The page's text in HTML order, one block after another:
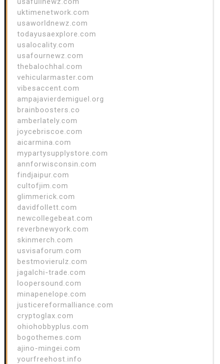
uktimenetwork.com
usaworldnewz.com
todayusaexplore.com
usalocality.com
usafournewz.com
thebalochhal.com
vehicularmaster.com
vibesaccent.com
ampajavierdemiguel.org
brainboosters.co
amberlately.com
joycebriscoe.com
aicarmina.com
mypartysupplystore.com
annforwisconsin.com
findjaipur.com
cultofjim.com
glimmerick.com
davidfollett.com
newcollegebeat.com
reverbnewyork.com
skinmerch.com
usvisaforum.com
bestmovierulz.com
jagalchi-trade.com
loopersound.com
minapenelope.com
justicereformalliance.com
cryptoglax.com
ohiohobbyplus.com
bogothemes.com
ajino-mingei.com
yourfreehost.info